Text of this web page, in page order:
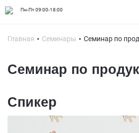
Пн-Пт 09:00-18:00
Главная Семинары Семинар по
Семинар по
Спикер